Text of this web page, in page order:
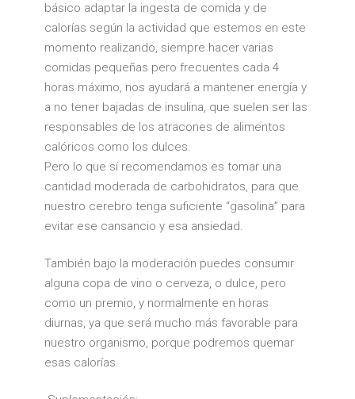
básico adaptar la ingesta de comida y de
calorías según la actividad que estemos en este
momento realizando, siempre hacer varias
comidas pequeñas pero frecuentes cada 4
horas máximo, nos ayudará a mantener energía y
a no tener bajadas de insulina, que suelen ser las
responsables de los atracones de alimentos
calóricos como los dulces.
Pero lo que sí recomendamos es tomar una
cantidad moderada de carbohidratos, para que
nuestro cerebro tenga suficiente “gasolina” para
evitar ese cansancio y esa ansiedad.
También bajo la moderación puedes consumir
alguna copa de vino o cerveza, o dulce, pero
como un premio, y normalmente en horas
diurnas, ya que será mucho más favorable para
nuestro organismo, porque podremos quemar
esas calorías.